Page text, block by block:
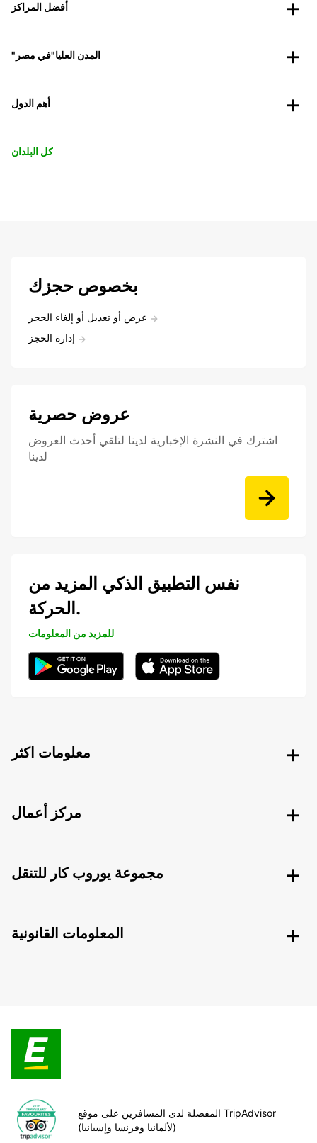
أفضل المراكز
"المدن العليا"في مصر
أهم الدول
كل البلدان
بخصوص حجزك
عرض أو تعديل أو إلغاء الحجز
إدارة الحجز
عروض حصرية
اشترك في النشرة الإخبارية لدينا لتلقي أحدث العروض
لدينا
نفس التطبيق الذكي المزيد من
الحركة.
للمزيد من المعلومات
معلومات اكثر
مركز أعمال
مجموعة يوروب كار للتنقل
المعلومات القانونية
المفضلة لدى المسافرين على موقع TripAdvisor
(لألمانيا وفرنسا وإسبانيا)